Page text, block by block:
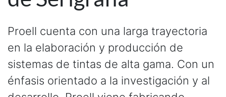
Proell cuenta con una larga trayectoria
en la elaboración y producción de
sistemas de tintas de alta gama. Con un
énfasis orientado a la investigación y al
desarrollo, Proell viene fabricando